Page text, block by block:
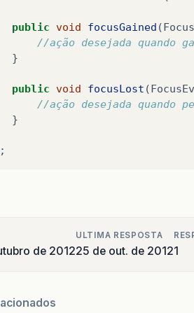
public void focusGained (
//ação desejada quando
}
public void focusLost (
//ação desejada quando
}
de 2012
ULTIMA RESPOSTA
25 de out. de 20121